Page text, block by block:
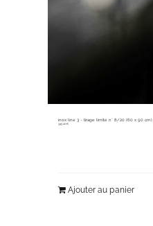
inox line 3 ~ tirage limité n° 8/20 (60 x 90 cm)
345,00€
Ajouter au panier